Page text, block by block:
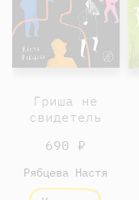
Гриша не
свидетель
690 ₽
Рябцева Настя